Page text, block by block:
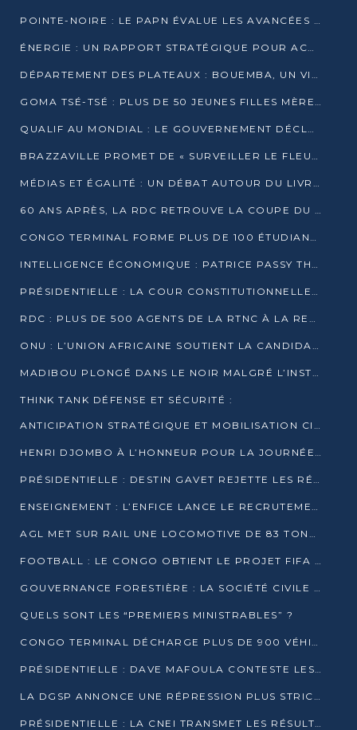
POINTE-NOIRE : LE PAPN ÉVALUE LES AVANCÉES DU MÔLE EST
ÉNERGIE : UN RAPPORT STRATÉGIQUE POUR ACCÉLÉRER LA TRANSITION AU CONGO
DÉPARTEMENT DES PLATEAUX : BOUEMBA, UN VIVIER ÉCONOMIQUE PRÊT À EXPLOSER
GOMA TSÉ-TSÉ : PLUS DE 50 JEUNES FILLES MÈRES SENSIBILISÉES À LA SANTÉ SEXUELLE
QUALIF AU MONDIAL : LE GOUVERNEMENT DÉCLARE LA JOURNÉE DU 1ER AVRIL 2026 CHÔMÉE ET PAYÉE
BRAZZAVILLE PROMET DE « SURVEILLER LE FLEUVE » APRÈS LA QUALIFICATION DE LA RDC AU MONDIAL
MÉDIAS ET ÉGALITÉ : UN DÉBAT AUTOUR DU LIVRE « CES FEMMES QUI REPRENNENT LE POUVOIR SUR LEUR VIE »
60 ANS APRÈS, LA RDC RETROUVE LA COUPE DU MONDE
CONGO TERMINAL FORME PLUS DE 100 ÉTUDIANTS AUX TECHNIQUES D’EMBAUCHE
INTELLIGENCE ÉCONOMIQUE : PATRICE PASSY THÉORISE UNE STRATÉGIE ADAPTÉE AUX CONTEXTES FRAGMENTÉS
PRÉSIDENTIELLE : LA COUR CONSTITUTIONNELLE CONFIRME LA VICTOIRE DE SASSOU NGUESSO AVEC 94,90 % DES SUFFRAGES
RDC : PLUS DE 500 AGENTS DE LA RTNC À LA RETRAITE, UNE PAGE SE TOURNE
ONU : L’UNION AFRICAINE SOUTIENT LA CANDIDATURE DE MACKY SALL
MADIBOU PLONGÉ DANS LE NOIR MALGRÉ L’INSTALLATION D’UN NOUVEAU TRANSFORMATEUR
THINK TANK DÉFENSE ET SÉCURITÉ :
ANTICIPATION STRATÉGIQUE ET MOBILISATION CITOYENNE POUR NOTRE SOUVERAINETÉ NATIONALE
HENRI DJOMBO À L’HONNEUR POUR LA JOURNÉE MONDIALE DU THÉÂTRE
PRÉSIDENTIELLE : DESTIN GAVET REJETTE LES RÉSULTATS ET APPELLE À UN DIALOGUE NATIONAL
ENSEIGNEMENT : L’ENFICE LANCE LE RECRUTEMENT DE SA PREMIÈRE PROMOTION DE PROFESSEURS DES ÉCOLES
AGL MET SUR RAIL UNE LOCOMOTIVE DE 83 TONNES À POINTE-NOIRE
FOOTBALL : LE CONGO OBTIENT LE PROJET FIFA ARENA POUR SES 15 DÉPARTEMENTS
GOUVERNANCE FORESTIÈRE : LA SOCIÉTÉ CIVILE CONGOLAISE AFFICHE SES PRIORITÉS POUR 2026
QUELS SONT LES “PREMIERS MINISTRABLES” ?
CONGO TERMINAL DÉCHARGE PLUS DE 900 VÉHICULES EN QUELQUES HEURES
PRÉSIDENTIELLE : DAVE MAFOULA CONTESTE LES RÉSULTATS PROVISOIRES
LA DGSP ANNONCE UNE RÉPRESSION PLUS STRICTE CONTRE LES MOTO-TAXIS
PRÉSIDENTIELLE : LA CNEI TRANSMET LES RÉSULTATS PROVISOIRES À LA COUR CONSTITUTIONNELLE